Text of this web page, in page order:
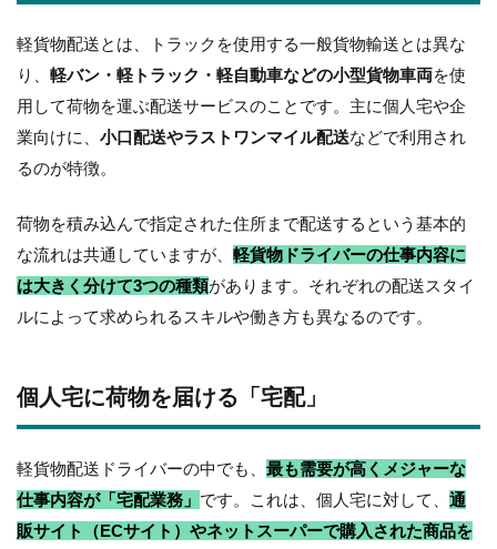
軽貨物配送とは、トラックを使用する一般貨物輸送とは異な
り、 軽バン・軽トラック・軽自動車などの小型貨物車両を使
用して荷物を運ぶ配送サービスのことです。主に個人宅や企
業向けに、 小口配送やラストワンマイル配送などで利用され
るのが特徴。
荷物を積み込んで指定された住所まで配送するという基本的
な流れは共通していますが、 軽貨物ドライバーの仕事内容に
は大きく分けて3つの種類があります。それぞれの配送スタイ
ルによって求められるスキルや働き方も異なるのです。
個人宅に荷物を届ける「宅配」
軽貨物配送ドライバーの中でも、 最も需要が高くメジャーな
仕事内容が「宅配業務」 です。これは、個人宅に対して、 通
販サイト（ECサイト）やネットスーパーで購入された商品を